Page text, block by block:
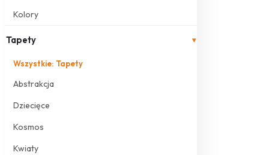
Kolory
Tapety ▾
Wszystkie: Tapety
Abstrakcja
Dziecięce
Kosmos
Kwiaty